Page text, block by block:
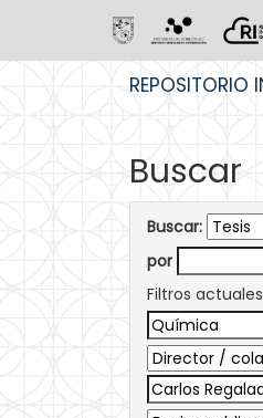
REPOSITORIO
Buscar
Buscar:
por
Filtros